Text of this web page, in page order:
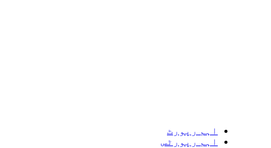
اہم رپورٹ
اہم رپورٹس